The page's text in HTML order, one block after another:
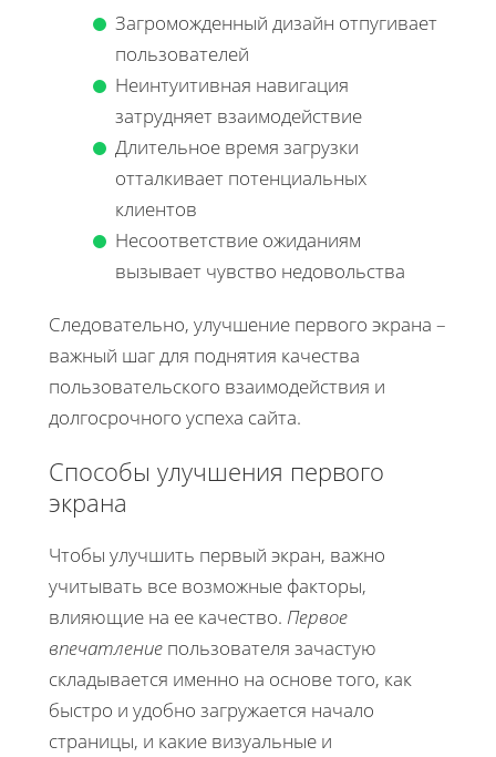
Загроможденный дизайн отпугивает
пользователей
Неинтуитивная навигация
затрудняет взаимодействие
Длительное время загрузки
отталкивает потенциальных
клиентов
Несоответствие ожиданиям
вызывает чувство недовольства
Следовательно, улучшение первого экрана –
важный шаг для поднятия качества
пользовательского взаимодействия и
долгосрочного успеха сайта.
Способы улучшения первого
экрана
Чтобы улучшить первый экран, важно
учитывать все возможные факторы,
влияющие на ее качество. Первое
впечатление пользователя зачастую
складывается именно на основе того, как
быстро и удобно загружается начало
страницы, и какие визуальные и